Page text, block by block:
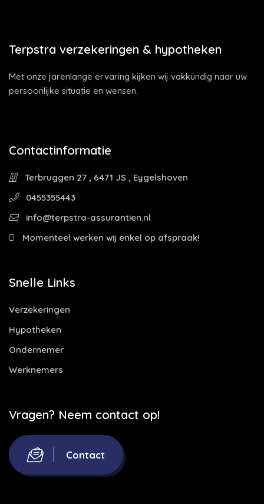
Terpstra verzekeringen & hypotheken
Met onze jarenlange ervaring kijken wij vakkundig naar uw
persoonlijke situatie en wensen.
Contactinformatie
Terbruggen 27 , 6471 JS , Eygelshoven
0455355443
info@terpstra-assurantien.nl
Momenteel werken wij enkel op afspraak!
Snelle Links
Verzekeringen
Hypotheken
Ondernemer
Werknemers
Vragen? Neem contact op!
Contact